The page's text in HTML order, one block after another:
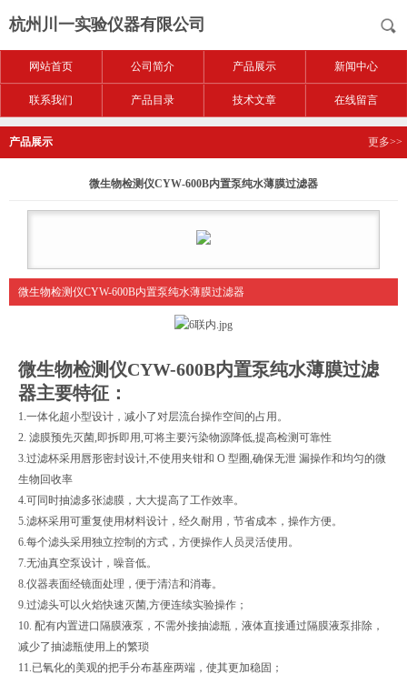
杭州川一实验仪器有限公司
网站首页 公司简介 产品展示 新闻中心
联系我们 产品目录 技术文章 在线留言
产品展示 更多>>
微生物检测仪CYW-600B内置泵纯水薄膜过滤器
微生物检测仪CYW-600B内置泵纯水薄膜过滤器
微生物检测仪CYW-600B内置泵纯水薄膜过滤
器主要特征：
1.一体化超小型设计，减小了对层流台操作空间的占用。
2. 滤膜预先灭菌,即拆即用,可将主要污染物源降低,提高检测可靠性
3.过滤杯采用唇形密封设计,不使用夹钳和 O 型圈,确保无泄 漏操作和均匀的微
生物回收率
4.可同时抽滤多张滤膜，大大提高了工作效率。
5.滤杯采用可重复使用材料设计，经久耐用，节省成本，操作方便。
6.每个滤头采用独立控制的方式，方便操作人员灵活使用。
7.无油真空泵设计，噪音低。
8.仪器表面经镜面处理，便于清洁和消毒。
9.过滤头可以火焰快速灭菌,方便连续实验操作；
10. 配有内置进口隔膜液泵，不需外接抽滤瓶，液体直接通过隔膜液泵排除，
减少了抽滤瓶使用上的繁琐
11.已氧化的美观的把手分布基座两端，使其更加稳固；